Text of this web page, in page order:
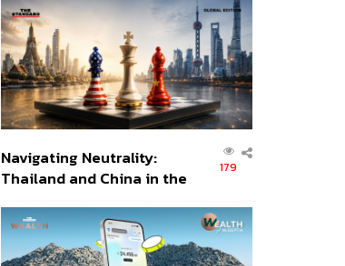
ส่วนยุทธศาสตร์ไทย –
อินโดนีเซีย
Navigating Neutrality:
Thailand and China in the
Order
179